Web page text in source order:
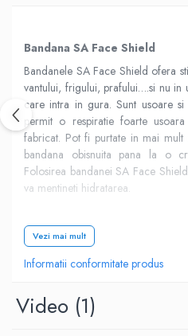
Bandana SA Face Shield
Bandanele SA Face Shield ofera
vantului, frigului, prafului….si nu in
care intra in gura. Sunt usoare
permit o respiratie foarte
fabricat. Pot fi purtate in mai
bandana obisnuita pana la o
Folosirea bandanei SA Face
va mentineti hidratarea.
Caracteristici:
Vezi mai mult
Informatii conformitate produs
Video (1)